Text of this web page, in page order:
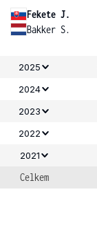
Fekete J.
Bakker S.
2025
2024
2023
2022
2021
Celkem